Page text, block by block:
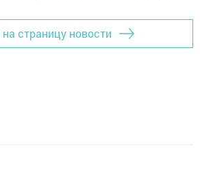
страницу новости